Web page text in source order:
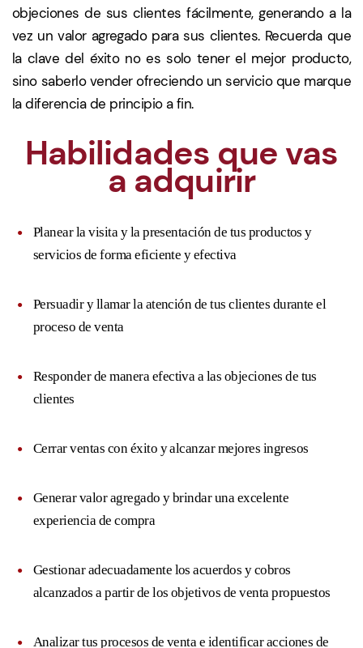
objeciones de sus clientes fácilmente, generando a la
vez un valor agregado para sus clientes. Recuerda que
la clave del éxito no es solo tener el mejor producto,
sino saberlo vender ofreciendo un servicio que marque
la diferencia de principio a fin.
Habilidades que vas
a adquirir
Planear la visita y la presentación de tus productos y
servicios de forma eficiente y efectiva
Persuadir y llamar la atención de tus clientes durante el
proceso de venta
Responder de manera efectiva a las objeciones de tus
clientes
Cerrar ventas con éxito y alcanzar mejores ingresos
Generar valor agregado y brindar una excelente
experiencia de compra
Gestionar adecuadamente los acuerdos y cobros
alcanzados a partir de los objetivos de venta propuestos
Analizar tus procesos de venta e identificar acciones de